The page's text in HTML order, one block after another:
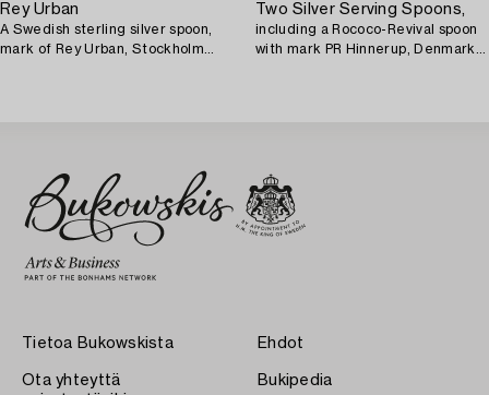
Rey Urban
A Swedish sterling silver spoon,
mark of Rey Urban, Stockholm
Two Silver Serving Spoons,
including a Rococo-Revival spoon
with mark PR Hinnerup, Denmark
Tietoa Bukowskista
Ota yhteyttä
Ehdot
Bukipedia